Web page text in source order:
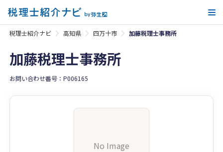
税理士紹介ナビ 高知県 四万十市 加藤税理士事務所
加藤税理士事務所
お問い合わせ番号：P006165
No Image